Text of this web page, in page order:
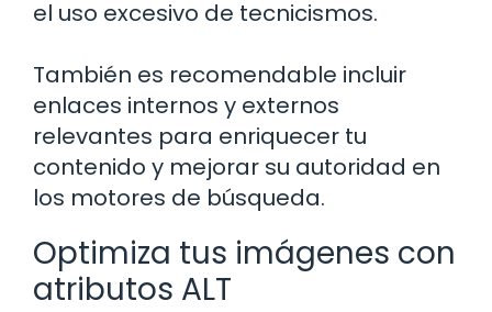
el uso excesivo de tecnicismos.
También es recomendable incluir
enlaces internos y externos
relevantes para enriquecer tu
contenido y mejorar su autoridad en
los motores de búsqueda.
Optimiza tus imágenes con
atributos ALT